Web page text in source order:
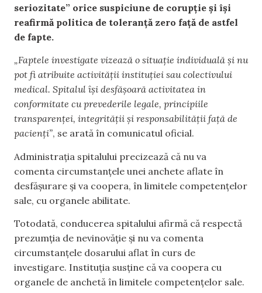
seriozitate” orice suspiciune de corupție și își
reafirmă politica de toleranță zero față de astfel
de fapte.
„Faptele investigate vizează o situație individuală și nu
pot fi atribuite activității instituției sau colectivului
medical. Spitalul își desfășoară activitatea in
conformitate cu prevederile legale, principiile
transparenței, integrității și responsabilității față de
pacienți”, se arată în comunicatul oficial.
Administrația spitalului precizează că nu va
comenta circumstanțele unei anchete aflate în
desfășurare și va coopera, în limitele competențelor
sale, cu organele abilitate.
Totodată, conducerea spitalului afirmă că respectă
prezumția de nevinovăție și nu va comenta
circumstanțele dosarului aflat în curs de
investigare. Instituția susține că va coopera cu
organele de anchetă în limitele competențelor sale.